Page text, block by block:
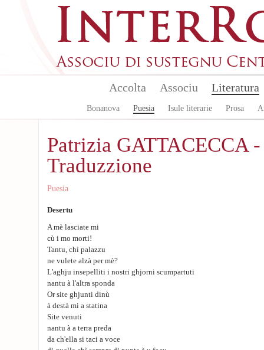
Accolta Associu Literatura
Bonanova Puesia Isule literarie Prosa
Patrizia GATTACECCA
Traduzzione
Puesia
Desertu
A mè lasciate mi
cù i mo morti!
Tantu, chì palazzu
ne vulete alzà per mè?
L'aghju insepelliti i nostri ghjorni scumpartuti
nantu à l'altra sponda
Or site ghjunti dinù
à destà mi a statina
Site venuti
nantu à a terra preda
da ch'ella si taci a voce